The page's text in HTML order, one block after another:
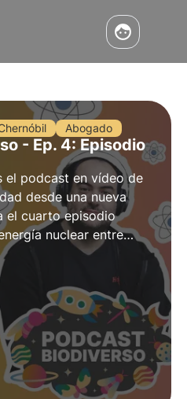
Abogado
- Ep. 4: Episodio
el podcast en vídeo de
desde una nueva
el cuarto episodio
nuclear entre
que explora el tema
el presentador Luca
el Defensor del